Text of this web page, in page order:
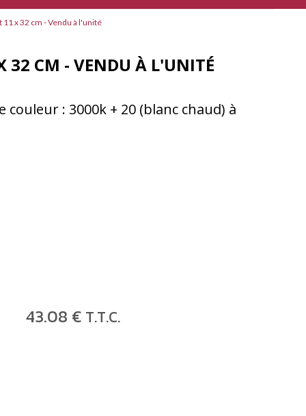
x 32 cm - Vendu à l'unité
32 CM - VENDU À L'UNITÉ
couleur : 3000k + 20 (blanc chaud) à
43.08 € T.T.C.